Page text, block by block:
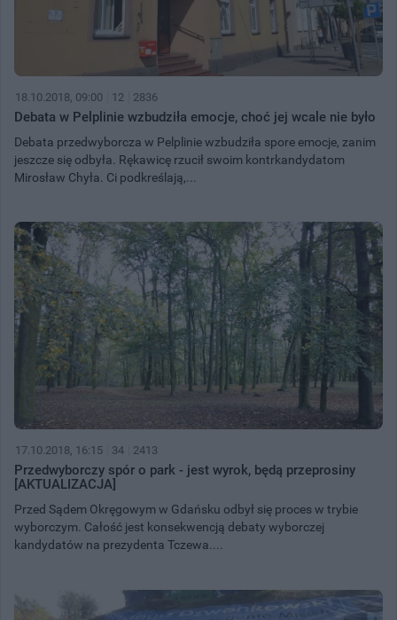
18.10.2018, 09:00 12 2836
Debata w Pelplinie wzbudziła emocje, choć jej wcale nie było
Debata przedwyborcza w Pelplinie wzbudziła spore emocje, zanim
jeszcze się odbyła. Rękawicę rzucił swoim kontrkandydatom
Mirosław Chyła. Ci podkreślają,...
17.10.2018, 16:15 34 2413
Przedwyborczy spór o park - jest wyrok, będą przeprosiny
[AKTUALIZACJA]
Przed Sądem Okręgowym w Gdańsku odbył się proces w trybie
wyborczym. Całość jest konsekwencją debaty wyborczej
kandydatów na prezydenta Tczewa....